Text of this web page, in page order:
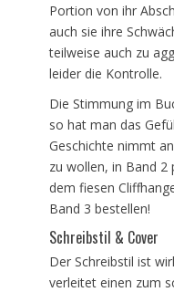
Portion von ihr
auch sie ihre
teilweise auch zu
leider die Kontrolle.
Die Stimmung im
so hat man das
Geschichte nimmt
zu wollen, in Band 2
dem fiesen
Band 3 bestellen!
Schreibstil & Cover
Der Schreibstil ist
verleitet einen zum